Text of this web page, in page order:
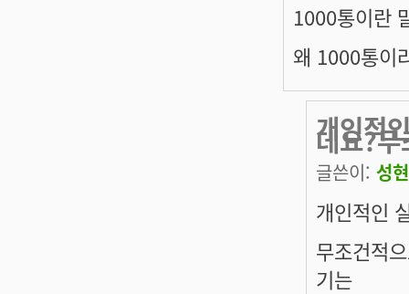
1000통이란
왜 1000통이
개인적
데요?
글쓴이: 성현
개인적인
무조건적
기는